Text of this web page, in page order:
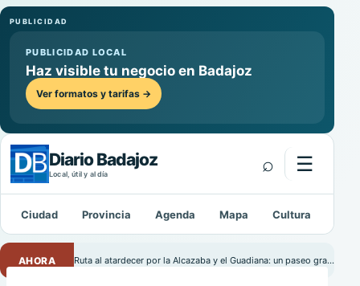
PUBLICIDAD
PUBLICIDAD LOCAL
Haz visible tu negocio en Badajoz
Ver formatos y tarifas →
Diario Badajoz
Local, útil y al día ⌕ ☰Abrir
Buscar:
Ciudad Provincia Agenda Mapa Cultura
AHORA Ruta al atardecer por la Alcazaba y el Guadiana: un paseo gratuito por Badajoz